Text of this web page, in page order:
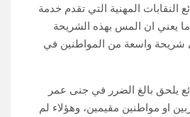
النقابات المهنية التي تقدم خدمة
ما يعني ان المس بهذه الشريحة
شريحة واسعة من المواطنين في
يلحق بالغ الضرر في جنى عمر
او مواطنين مقيمين، وهؤلاء لم